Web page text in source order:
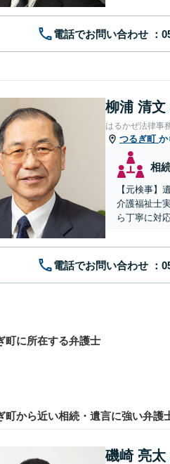
電話でお問い合わせ
柳浦 清文
はるかぜ法律事
つるぎ町 か
相
【元検事】
介護福祉士
ら丁寧に対
電話でお問い合わせ
町に所在する弁護士
町から近い相続・遺言に強い弁護
磯崎 亮太